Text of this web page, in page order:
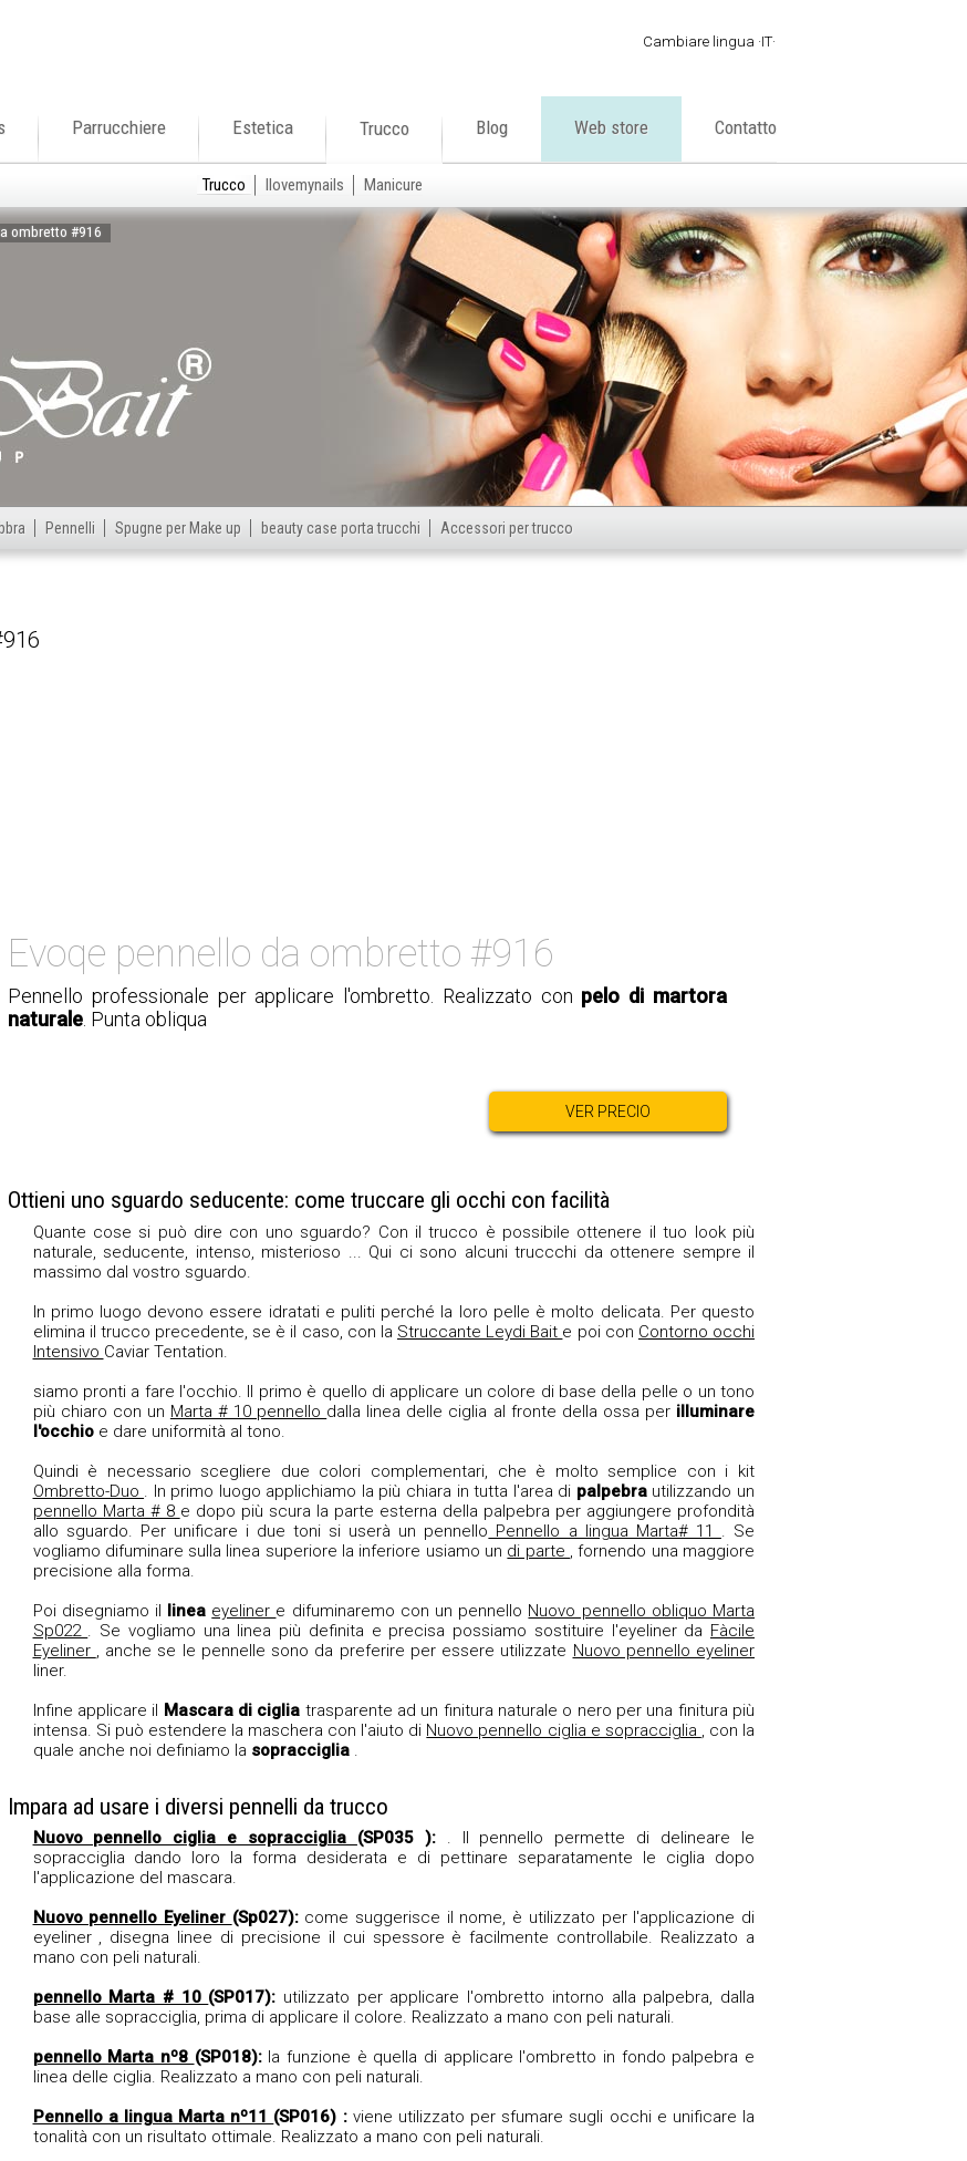
Cambiare lingua IT
·
DE
Parrucchiere Estetica Trucco
Trucco Ilovemynails Manicure
Blog Web store Contatto
ombretto #916
Pennelli Spugne per Make up beauty case porta trucchi Accessori per trucco
Evoqe pennello da ombretto #916
Pennello professionale per applicare l'ombretto. Realizzato con pelo di martora
naturale . Punta obliqua
VER PRECIO
Ottieni uno sguardo seducente: come truccare gli occhi con facilità
Quante cose si può dire con uno sguardo? Con il trucco è possibile ottenere il tuo look più
naturale, seducente, intenso, misterioso ... Qui ci sono alcuni truccchi da ottenere sempre il
massimo dal vostro sguardo.
In primo luogo devono essere idratati e puliti perché la loro pelle è molto delicata. Per questo
elimina il trucco precedente, se è il caso, con la Struccante Leydi Bait e poi con Contorno occhi
Intensivo Caviar Tentation.
siamo pronti a fare l'occhio. Il primo è quello di applicare un colore di base della pelle o un tono
più chiaro con un Marta # 10 pennello dalla linea delle ciglia al fronte della ossa per illuminare
l'occhio e dare uniformità al tono.
Quindi è necessario scegliere due colori complementari, che è molto semplice con i kit
Ombretto-Duo
. In primo luogo applichiamo la più chiara in tutta l'area di palpebra utilizzando un
pennello Marta # 8 e dopo più scura la parte esterna della palpebra per aggiungere profondità
allo sguardo. Per unificare i due toni si userà un pennello Pennello a lingua Marta# 11
. Se
vogliamo difuminare sulla linea superiore la inferiore usiamo un di parte
, fornendo una maggiore
precisione alla forma.
Poi disegniamo il linea eyeliner e difuminaremo con un pennello Nuovo pennello obliquo Marta
Sp022
. Se vogliamo una linea più definita e precisa possiamo sostituire l'eyeliner da Fàcile
Eyeliner
, anche se le pennelle sono da preferire per essere utilizzate Nuovo pennello eyeliner
liner.
Infine applicare il Mascara di ciglia trasparente ad un finitura naturale o nero per una finitura più
intensa. Si può estendere la maschera con l'aiuto di Nuovo pennello ciglia e sopracciglia
, con la
quale anche noi definiamo la sopracciglia
Impara ad usare i diversi pennelli da trucco
Nuovo pennello ciglia e sopracciglia (SP035 ): . Il pennello permette di delineare le
sopracciglia dando loro la forma desiderata e di pettinare separatamente le ciglia dopo
l'applicazione del mascara.
Nuovo pennello Eyeliner (Sp027): come suggerisce il nome, è utilizzato per l'applicazione di
eyeliner , disegna linee di precisione il cui spessore è facilmente controllabile. Realizzato a
mano con peli naturali.
pennello Marta # 10 (SP017): utilizzato per applicare l'ombretto intorno alla palpebra, dalla
base alle sopracciglia, prima di applicare il colore. Realizzato a mano con peli naturali.
pennello Marta nº8 (SP018): la funzione è quella di applicare l'ombretto in fondo palpebra e
linea delle ciglia. Realizzato a mano con peli naturali.
Pennello a lingua Marta nº11 (SP016) : viene utilizzato per sfumare sugli occhi e unificare la
tonalità con un risultato ottimale. Realizzato a mano con peli naturali.